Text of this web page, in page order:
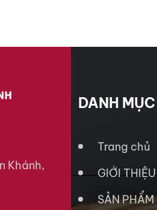
Khánh,
DANH MỤC
Trang chủ
GIỚI THIỆU
SẢN PHẨM